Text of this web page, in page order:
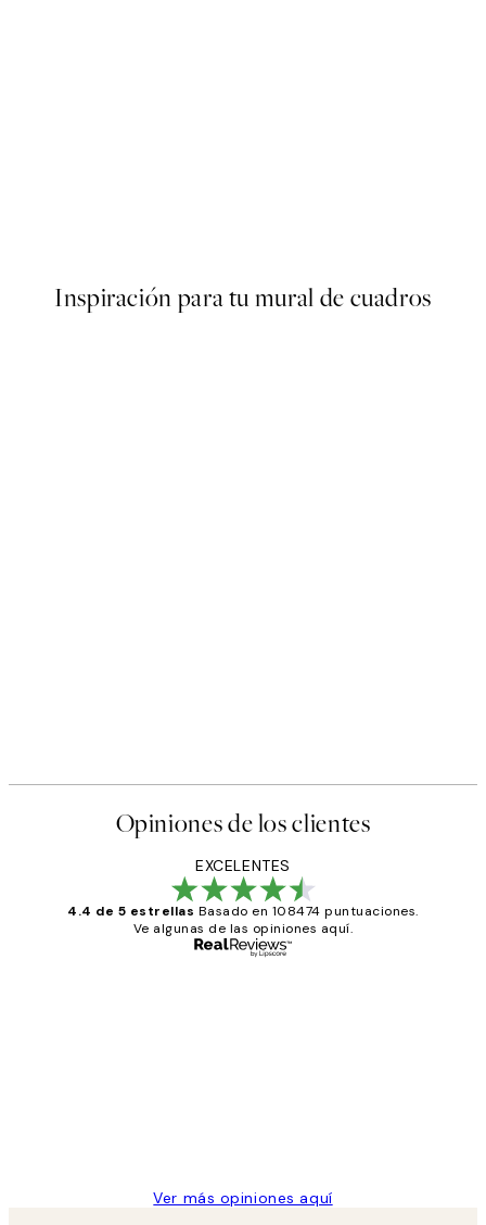
Inspiración para tu mural de cuadros
Opiniones de los clientes
EXCELENTES
4.4 de 5 estrellas Basado en 108474 puntuaciones.
Ve algunas de las opiniones aquí.
Ver más opiniones aquí